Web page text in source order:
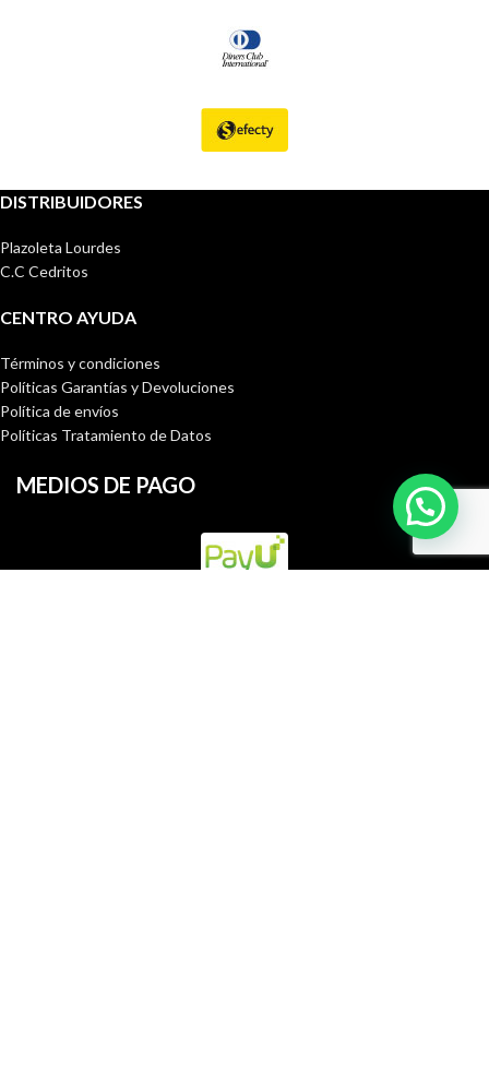
DISTRIBUIDORES
Plazoleta Lourdes
C.C Cedritos
CENTRO AYUDA
Términos y condiciones
Políticas Garantías y Devoluciones
Política de envíos
Políticas Tratamiento de Datos
MEDIOS DE PAGO